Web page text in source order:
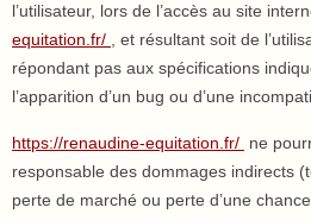
l’utilisateur, lors de l’accès au site
equitation.fr/ , et résultant soit de
répondant pas aux spécifications
l’apparition d’un bug ou d’une
https://renaudine-equitation.fr/ ne
responsable des dommages indirects
perte de marché ou perte d’une